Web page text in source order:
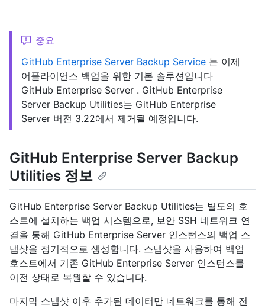
중요
GitHub Enterprise Server Backup Service 는 이제
어플라이언스 백업을 위한 기본 솔루션입니다
GitHub Enterprise Server . GitHub Enterprise
Server Backup Utilities는 GitHub Enterprise
Server 버전 3.22에서 제거될 예정입니다.
GitHub Enterprise Server Backup
Utilities 정보
GitHub Enterprise Server Backup Utilities는 별도의 호
스트에 설치하는 백업 시스템으로, 보안 SSH 네트워크 연
결을 통해 GitHub Enterprise Server 인스턴스의 백업 스
냅샷을 정기적으로 생성합니다. 스냅샷을 사용하여 백업
호스트에서 기존 GitHub Enterprise Server 인스턴스를
이전 상태로 복원할 수 있습니다.
마지막 스냅샷 이후 추가된 데이터만 네트워크를 통해 전